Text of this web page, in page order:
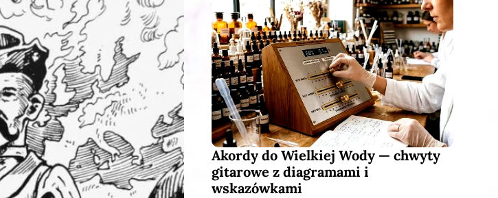
Akordy do Wielkiej Wody — chwyty
gitarowe z diagramami i
wskazówkami